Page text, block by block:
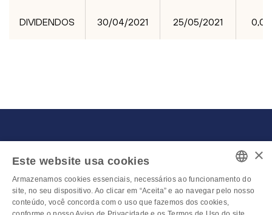
DIVIDENDOS 30/04/2021 25/05/2021
União Pet Participações S.A.
53.153.938/0001-08
PORTUGUESE
ENGLISH
×
Este website usa cookies
Armazenamos cookies essenciais, necessários ao funcionamento do
site, no seu dispositivo. Ao clicar em “Aceita” e ao navegar pelo nosso
conteúdo, você concorda com o uso que fazemos dos cookies,